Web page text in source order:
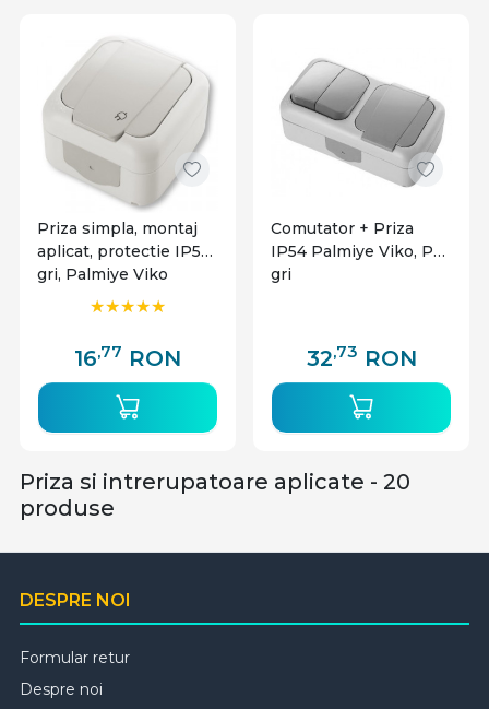
Priza simpla, montaj
aplicat, protectie IP54,
gri, Palmiye Viko
16,77 RON
Comutator + Priza
IP54 Palmiye Viko, PT,
gri
32,73 RON
Priza si intrerupatoare aplicate - 20
produse
DESPRE NOI
Formular retur
Despre noi